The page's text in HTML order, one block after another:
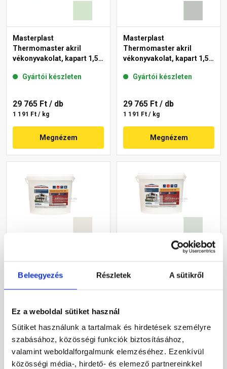
Beleegyezés Részletek A sütikről
Ez a weboldal sütiket használ
Sütiket használunk a tartalmak és hirdetések személyre
szabásához, közösségi funkciók biztosításához,
valamint weboldalforgalmunk elemzéséhez. Ezenkívül
közösségi média-, hirdető- és elemező partnereinkkel
Masterplast
Thermomaster akril
vékonyvakolat, kapart 1,5
Gyártói készleten
29 765 Ft / db
1 191 Ft / kg
Megnézem
Masterplast
Thermomaster akril
vékonyvakolat, kapart 1,5
Gyártói készleten
29 765 Ft / db
1 191 Ft / kg
Megnézem
vékonyvakolat, kapart 1,5
1 095 Ft / kg
Megnézem
vékonyvakolat, kapart 1,5
1 328 Ft / kg
Megnézem